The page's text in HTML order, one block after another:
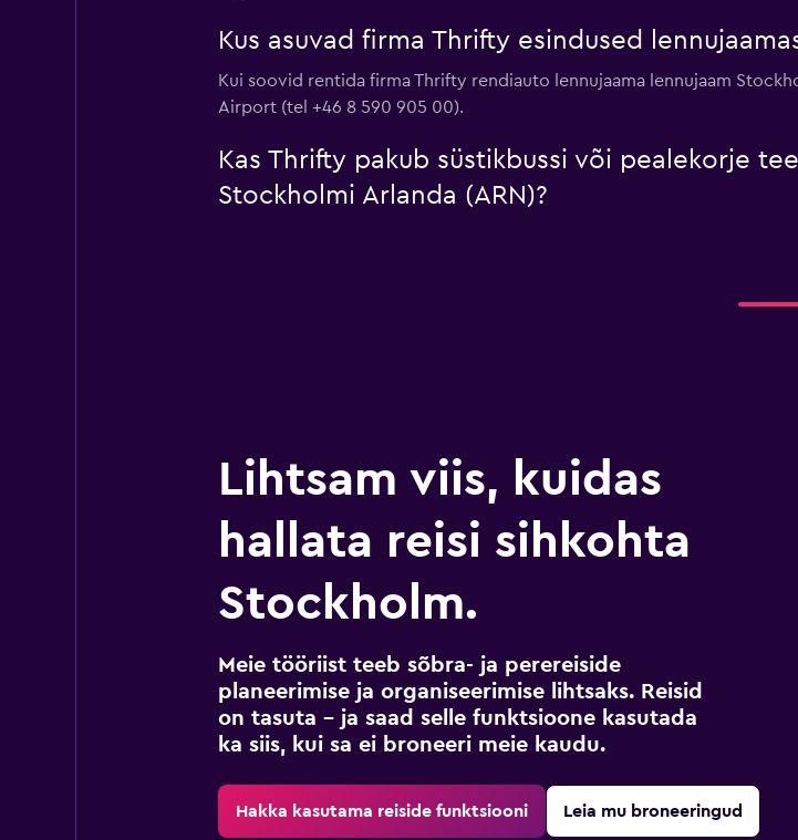
Kus asuvad firma Thrifty esindused
Kui soovid rentida firma Thrifty rendiauto lennujaama lennujaam
Airport (tel +46 8 590 905 00).
Kas Thrifty pakub süstikbussi või pealekorje
Stockholmi Arlanda (ARN)?
Lihtsam viis, kuidas
hallata reisi sihkohta
Stockholm.
Meie tööriist teeb sõbra- ja perereiside
planeerimise ja organiseerimise lihtsaks. Reisid
on tasuta – ja saad selle funktsioone kasutada
ka siis, kui sa ei broneeri meie kaudu.
Hakka kasutama reiside funktsiooni Leia mu broneeringud